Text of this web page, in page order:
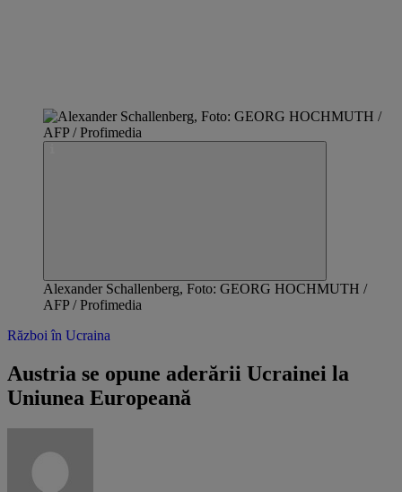
Alexander Schallenberg, Foto: GEORG HOCHMUTH /
AFP / Profimedia
Război în Ucraina
Austria se opune aderării Ucrainei la
Uniunea Europeană